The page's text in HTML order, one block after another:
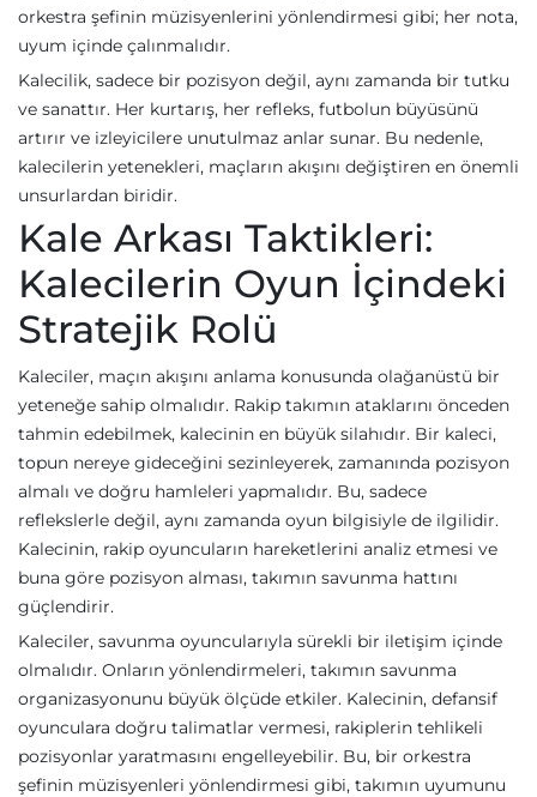
orkestra şefinin müzisyenlerini yönlendirmesi gibi; her nota,
uyum içinde çalınmalıdır.
Kalecilik, sadece bir pozisyon değil, aynı zamanda bir tutku
ve sanattır. Her kurtarış, her refleks, futbolun büyüsünü
artırır ve izleyicilere unutulmaz anlar sunar. Bu nedenle,
kalecilerin yetenekleri, maçların akışını değiştiren en önemli
unsurlardan biridir.
Kale Arkası Taktikleri:
Kalecilerin Oyun İçindeki
Stratejik Rolü
Kaleciler, maçın akışını anlama konusunda olağanüstü bir
yeteneğe sahip olmalıdır. Rakip takımın ataklarını önceden
tahmin edebilmek, kalecinin en büyük silahıdır. Bir kaleci,
topun nereye gideceğini sezinleyerek, zamanında pozisyon
almalı ve doğru hamleleri yapmalıdır. Bu, sadece
reflekslerle değil, aynı zamanda oyun bilgisiyle de ilgilidir.
Kalecinin, rakip oyuncuların hareketlerini analiz etmesi ve
buna göre pozisyon alması, takımın savunma hattını
güçlendirir.
Kaleciler, savunma oyuncularıyla sürekli bir iletişim içinde
olmalıdır. Onların yönlendirmeleri, takımın savunma
organizasyonunu büyük ölçüde etkiler. Kalecinin, defansif
oyunculara doğru talimatlar vermesi, rakiplerin tehlikeli
pozisyonlar yaratmasını engelleyebilir. Bu, bir orkestra
şefinin müzisyenleri yönlendirmesi gibi, takımın uyumunu